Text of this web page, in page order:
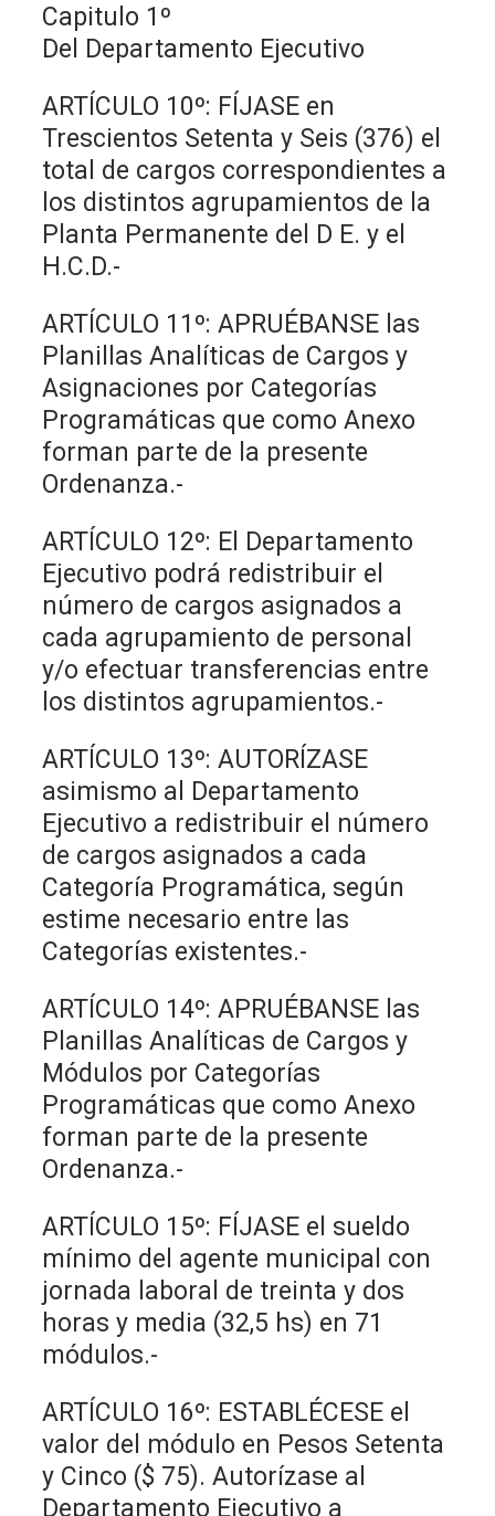
Capitulo 1º
Del Departamento Ejecutivo
ARTÍCULO 10º: FÍJASE en
Trescientos Setenta y Seis (376) el
total de cargos correspondientes a
los distintos agrupamientos de la
Planta Permanente del D E. y el
H.C.D.-
ARTÍCULO 11º: APRUÉBANSE las
Planillas Analíticas de Cargos y
Asignaciones por Categorías
Programáticas que como Anexo
forman parte de la presente
Ordenanza.-
ARTÍCULO 12º: El Departamento
Ejecutivo podrá redistribuir el
número de cargos asignados a
cada agrupamiento de personal
y/o efectuar transferencias entre
los distintos agrupamientos.-
ARTÍCULO 13º: AUTORÍZASE
asimismo al Departamento
Ejecutivo a redistribuir el número
de cargos asignados a cada
Categoría Programática, según
estime necesario entre las
Categorías existentes.-
ARTÍCULO 14º: APRUÉBANSE las
Planillas Analíticas de Cargos y
Módulos por Categorías
Programáticas que como Anexo
forman parte de la presente
Ordenanza.-
ARTÍCULO 15º: FÍJASE el sueldo
mínimo del agente municipal con
jornada laboral de treinta y dos
horas y media (32,5 hs) en 71
módulos.-
ARTÍCULO 16º: ESTABLÉCESE el
valor del módulo en Pesos Setenta
y Cinco ($ 75). Autorízase al
Departamento Ejecutivo a